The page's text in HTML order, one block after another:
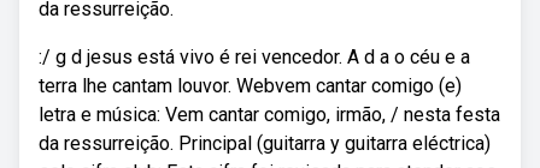
da ressurreição.
:/ g d jesus está vivo é rei vencedor. A d a o céu e a
terra lhe cantam louvor. Webvem cantar comigo (e)
letra e música: Vem cantar comigo, irmão, / nesta festa
da ressurreição. Principal (guitarra y guitarra eléctrica)